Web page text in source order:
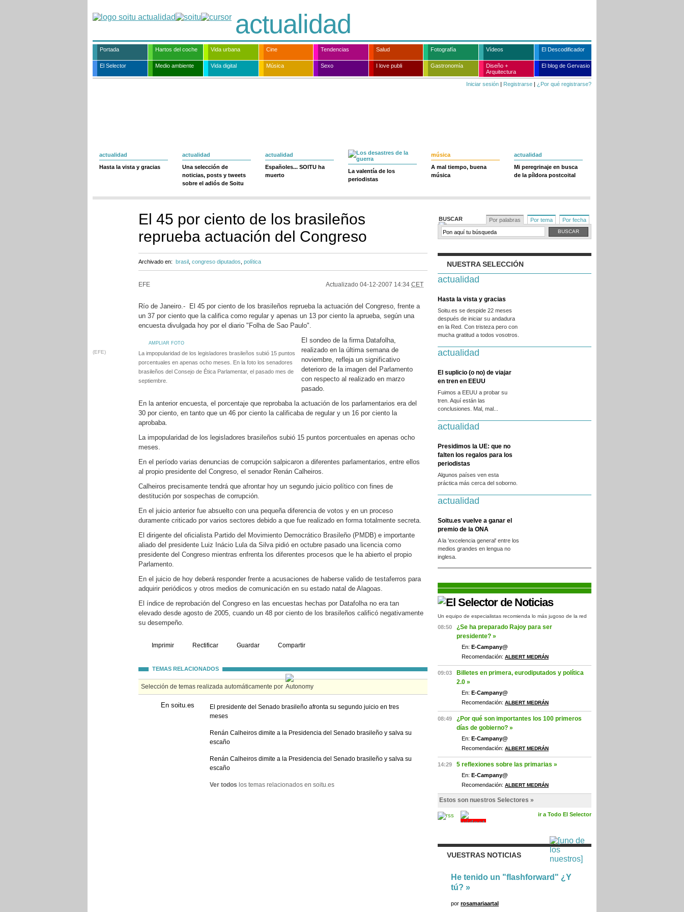
actualidad
Portada Hartos del coche Vida urbana Cine Tendencias Salud Fotografía Vídeos El Descodificador
El Selector Medio ambiente Vida digital Música Sexo I love publi Gastronomía
Diseño +
Arquitectura
El blog de Gervasio
Iniciar sesión | Registrarse | ¿Por qué registrarse?
actualidad
Hasta la vista y gracias
actualidad
Una selección de
noticias, posts y tweets
sobre el adiós de Soitu
actualidad
Españoles... SOITU ha
muerto
La valentía de los
periodistas
música
A mal tiempo, buena
música
actualidad
Mi peregrinaje en busca
de la píldora postcoital
El 45 por ciento de los brasileños
reprueba actuación del Congreso
Archivado en: brasil congreso diputados política
EFE Actualizado 04-12-2007 14:34 CET
Río de Janeiro.- El 45 por ciento de los brasileños reprueba la actuación del Congreso, frente a
un 37 por ciento que la califica como regular y apenas un 13 por ciento la aprueba, según una
encuesta divulgada hoy por el diario "Folha de Sao Paulo".
AMPLIAR FOTO
(EFE)
La impopularidad de los legisladores brasileños subió 15 puntos
porcentuales en apenas ocho meses. En la foto los senadores
brasileños del Consejo de Ética Parlamentar, el pasado mes de
septiembre.
El sondeo de la firma Datafolha,
realizado en la última semana de
noviembre, refleja un significativo
deterioro de la imagen del Parlamento
con respecto al realizado en marzo
pasado.
En la anterior encuesta, el porcentaje que reprobaba la actuación de los parlamentarios era del
30 por ciento, en tanto que un 46 por ciento la calificaba de regular y un 16 por ciento la
aprobaba.
La impopularidad de los legisladores brasileños subió 15 puntos porcentuales en apenas ocho
meses.
En el período varias denuncias de corrupción salpicaron a diferentes parlamentarios, entre ellos
al propio presidente del Congreso, el senador Renán Calheiros.
Calheiros precisamente tendrá que afrontar hoy un segundo juicio político con fines de
destitución por sospechas de corrupción.
En el juicio anterior fue absuelto con una pequeña diferencia de votos y en un proceso
duramente criticado por varios sectores debido a que fue realizado en forma totalmente secreta.
El dirigente del oficialista Partido del Movimiento Democrático Brasileño (PMDB) e importante
aliado del presidente Luiz Inácio Lula da Silva pidió en octubre pasado una licencia como
presidente del Congreso mientras enfrenta los diferentes procesos que le ha abierto el propio
Parlamento.
En el juicio de hoy deberá responder frente a acusaciones de haberse valido de testaferros para
adquirir periódicos y otros medios de comunicación en su estado natal de Alagoas.
El índice de reprobación del Congreso en las encuestas hechas por Datafolha no era tan
elevado desde agosto de 2005, cuando un 48 por ciento de los brasileños calificó negativamente
su desempeño.
Imprimir Rectificar Guardar Compartir
TEMAS RELACIONADOS
Selección de temas realizada automáticamente por
En soitu.es
El presidente del Senado brasileño afronta su segundo juicio en tres
meses
Renán Calheiros dimite a la Presidencia del Senado brasileño y salva su
escaño
Renán Calheiros dimite a la Presidencia del Senado brasileño y salva su
escaño
Ver todos los temas relacionados en soitu.es
BUSCAR Por palabras Por tema Por fecha
NUESTRA SELECCIÓN
actualidad
Hasta la vista y gracias
Soitu.es se despide 22 meses
después de iniciar su andadura
en la Red. Con tristeza pero con
mucha gratitud a todos vosotros.
actualidad
El suplicio (o no) de viajar
en tren en EEUU
Fuimos a EEUU a probar su
tren. Aquí están las
conclusiones. Mal, mal...
actualidad
Presidimos la UE: que no
falten los regalos para los
periodistas
Algunos países ven esta
práctica más cerca del soborno.
actualidad
Soitu.es vuelve a ganar el
premio de la ONA
A la 'excelencia general' entre los
medios grandes en lengua no
inglesa.
Un equipo de especialistas recomienda lo más jugoso de la red
08:50
¿Se ha preparado Rajoy para ser
presidente? »
En: E-Campany@
Recomendación: ALBERT MEDRÁN
09:03
Billetes en primera, eurodiputados y política
2.0 »
En: E-Campany@
Recomendación: ALBERT MEDRÁN
08:49
¿Por qué son importantes los 100 primeros
días de gobierno? »
En: E-Campany@
Recomendación: ALBERT MEDRÁN
14:29 5 reflexiones sobre las primarias »
En: E-Campany@
Recomendación: ALBERT MEDRÁN
Estos son nuestros Selectores »
ir a Todo El Selector
VUESTRAS NOTICIAS
He tenido un "flashforward" ¿Y
tú? »
por rosamariaartal